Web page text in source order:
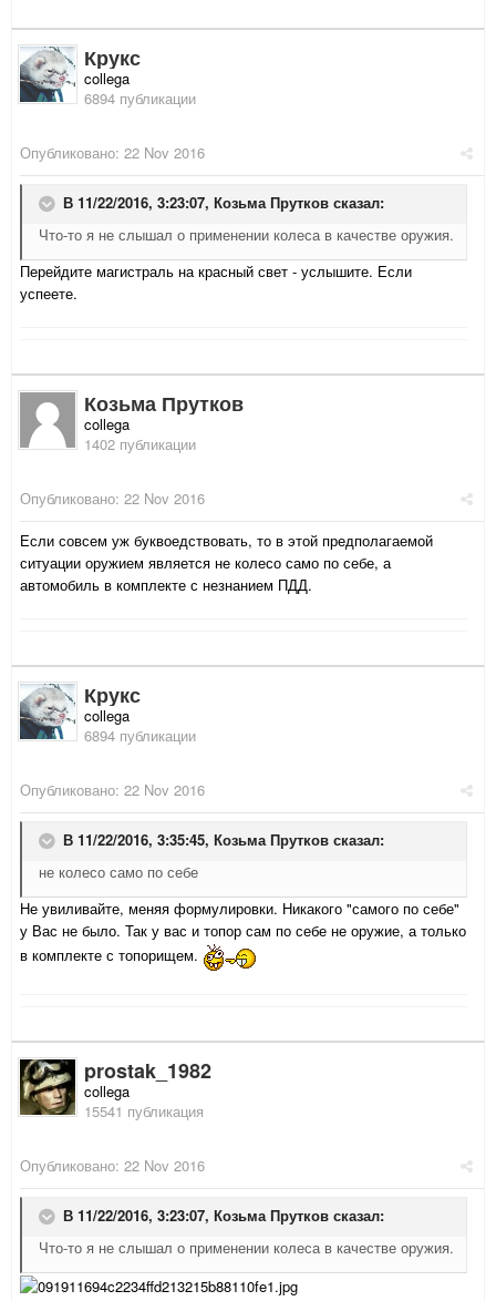
Крукс
collega
6894 публикации
Опубликовано: 22 Nov 2016
В 11/22/2016, 3:23:07, Козьма Прутков сказал:
Что-то я не слышал о применении колеса в качестве оружия.
Перейдите магистраль на красный свет - услышите. Если
успеете.
Козьма Прутков
collega
1402 публикации
Опубликовано: 22 Nov 2016
Если совсем уж буквоедствовать, то в этой предполагаемой
ситуации оружием является не колесо само по себе, а
автомобиль в комплекте с незнанием ПДД.
Крукс
collega
6894 публикации
Опубликовано: 22 Nov 2016
В 11/22/2016, 3:35:45, Козьма Прутков сказал:
не колесо само по себе
Не увиливайте, меняя формулировки. Никакого "самого по себе"
у Вас не было. Так у вас и топор сам по себе не оружие, а только
в комплекте с топорищем.
prostak_1982
collega
15541 публикация
Опубликовано: 22 Nov 2016
В 11/22/2016, 3:23:07, Козьма Прутков сказал:
Что-то я не слышал о применении колеса в качестве оружия.